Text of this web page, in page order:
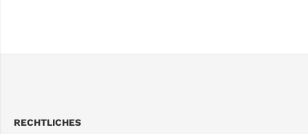
RECHTLICHES